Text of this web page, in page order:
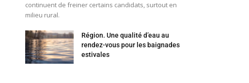
continuent de freiner certains candidats, surtout en
milieu rural.
Région. Une qualité d’eau au
rendez-vous pour les baignades
estivales